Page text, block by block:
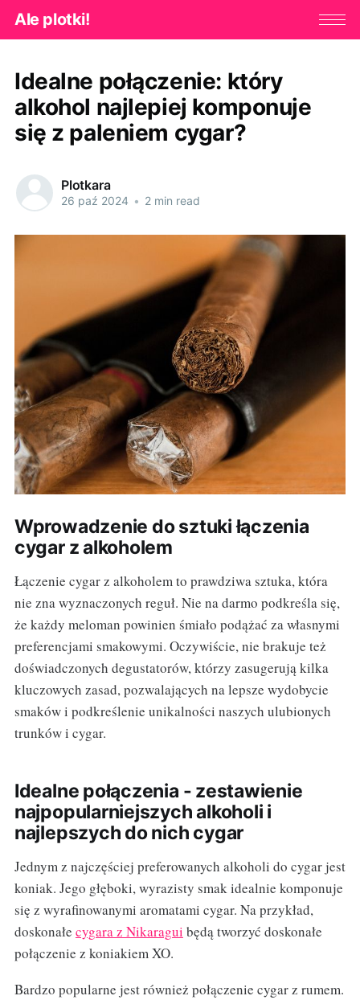
Ale plotki!
Idealne połączenie: który
alkohol najlepiej komponuje
się z paleniem cygar?
Plotkara
26 paź 2024 • 2 min read
Wprowadzenie do sztuki łączenia
cygar z alkoholem
Łączenie cygar z alkoholem to prawdziwa sztuka, która
nie zna wyznaczonych reguł. Nie na darmo podkreśla się,
że każdy meloman powinien śmiało podążać za własnymi
preferencjami smakowymi. Oczywiście, nie brakuje też
doświadczonych degustatorów, którzy zasugerują kilka
kluczowych zasad, pozwalających na lepsze wydobycie
smaków i podkreślenie unikalności naszych ulubionych
trunków i cygar.
Idealne połączenia - zestawienie
najpopularniejszych alkoholi i
najlepszych do nich cygar
Jednym z najczęściej preferowanych alkoholi do cygar jest
koniak. Jego głęboki, wyrazisty smak idealnie komponuje
się z wyrafinowanymi aromatami cygar. Na przykład,
doskonałe cygara z Nikaragui będą tworzyć doskonałe
połączenie z koniakiem XO.
Bardzo popularne jest również połączenie cygar z rumem.